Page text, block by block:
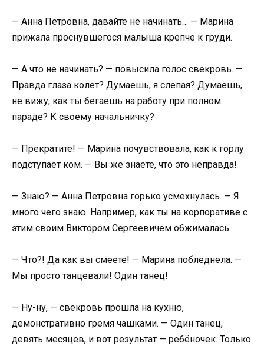
— Анна Петровна, давайте не начинать… — Марина
прижала проснувшегося малыша крепче к груди.
— А что не начинать? — повысила голос свекровь. —
Правда глаза колет? Думаешь, я слепая? Думаешь,
не вижу, как ты бегаешь на работу при полном
параде? К своему начальничку?
— Прекратите! — Марина почувствовала, как к горлу
подступает ком. — Вы же знаете, что это неправда!
— Знаю? — Анна Петровна горько усмехнулась. — Я
много чего знаю. Например, как ты на корпоративе с
этим своим Виктором Сергеевичем обжималась.
— Что?! Да как вы смеете! — Марина побледнела. —
Мы просто танцевали! Один танец!
— Ну-ну, — свекровь прошла на кухню,
демонстративно гремя чашками. — Один танец,
девять месяцев, и вот результат — ребёночек. Только